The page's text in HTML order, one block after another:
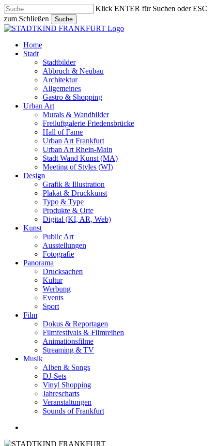
Skip
to
main
content
Klick ENTER für Suchen oder ESC
zum Schließen
Suche
Close
search
Menu
Home
Stadt
Stadtbilder
Abbruch & Neubau
Architektur
Allgemeines
Gastro & Shopping
Urban Art
Murals & Wandbilder
Freiluftgalerie Friedensbrücke
Hall of Fame
Urban Art Frankfurt
Urban Art Rhein-Main
Stadt Wand Kunst (MA)
Meeting of Styles (WI)
Design
Grafik & Illustration
Plakat & Druckkunst
Typo & Type
Produkte & Orte
Digital (KI, AR, Web)
Kunst
Public Art
Ausstellungen
Fotografie
Panorama
Drucksachen
Kultur
Werbung
Events
Sport
Film
Dokus & Reportagen
Filmfestivals & Filmreihen
Animationsfilme
Streaming & TV
Musik
Alben & Songs
DJ-Sets
Vinyl Shopping
Jahrescharts
Veranstaltungen
Sounds of Frankfurt